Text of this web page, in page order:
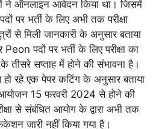
ने ऑनलाइन आवेदन किया था। जिसमें
पर भर्ती के लिए अभी तक परीक्षा
से मिली जानकारी के अनुसार बताया
पदों पर भर्ती के लिए परीक्षा का
सप्ताह में होने की संभावना है।
हो रहे एक पेपर कटिंग के अनुसार बताया
आयोजन 15 फरवरी 2024 से होने की
से संबंधित आयोग के द्वारा अभी तक
जारी नहीं किया गया है।